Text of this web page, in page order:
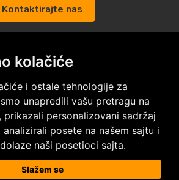
kolačiće
i ostale tehnologije za
unapredili vašu pretragu na
prikazali personalizovani sadržaj
analizirali posete na našem sajtu i
naši posetioci sajta.
Slažem se
Kontaktirajte nas
na društvenim mrežama
i ugradnja podnih obloga